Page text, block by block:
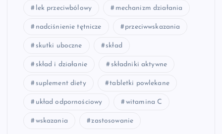
lek przeciwbólowy mechanizm działania
nadciśnienie tętnicze przeciwwskazania
skutki uboczne skład
skład i działanie składniki aktywne
suplement diety tabletki powlekane
układ odpornościowy witamina C
wskazania zastosowanie